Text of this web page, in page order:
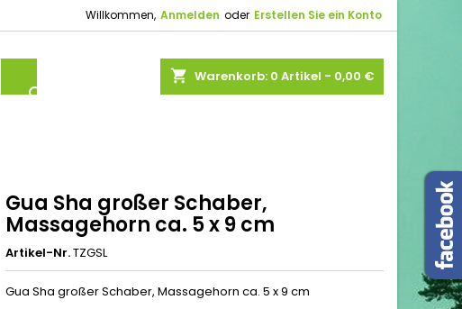
Willkommen, Anmelden oder Erstellen Sie ein Konto
shopping_cart Warenkorb: 0 Artikel - 0,00 €

Gua Sha großer Schaber,
Massagehorn ca. 5 x 9 cm
Artikel-Nr.TZGSL
Gua Sha großer Schaber, Massagehorn ca. 5 x 9 cm